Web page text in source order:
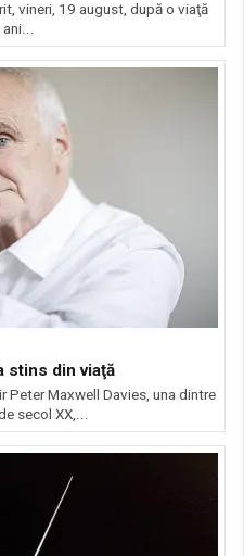
vineri, 19 august, după o viaţă
stins din viaţă
Peter Maxwell Davies, una dintre
secol XX,...